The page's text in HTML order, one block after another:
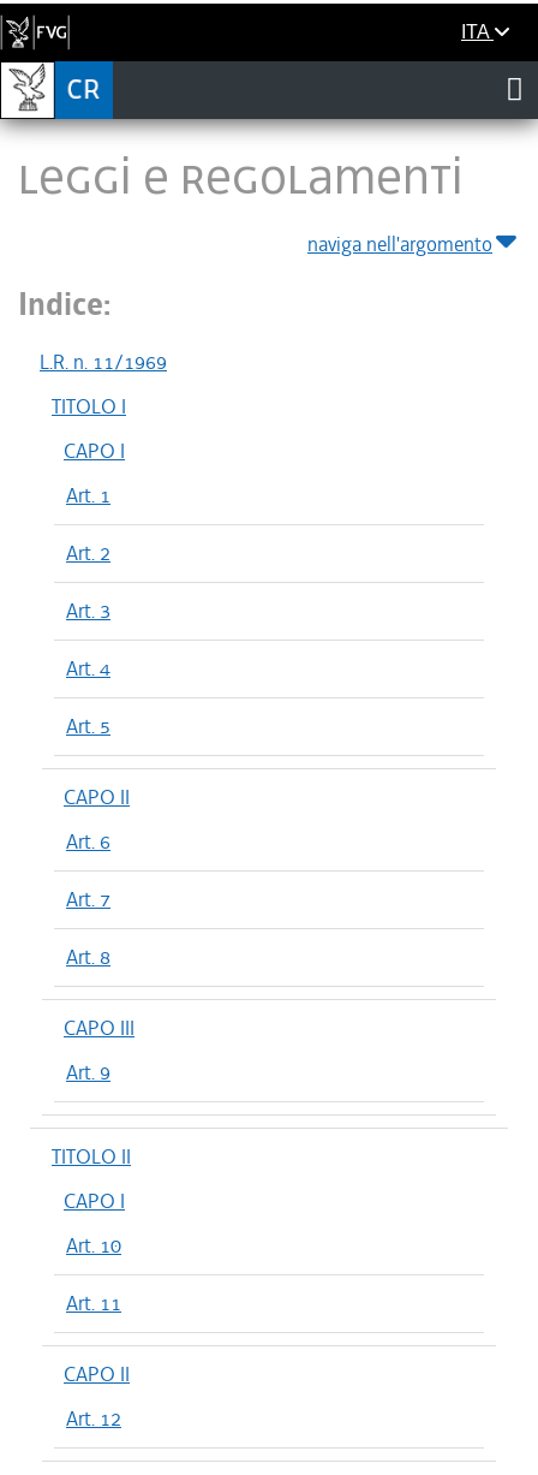
ITA
LEGGI E REGOLAMENTI
naviga nell'argomento
Indice:
L.R. n. 11/1969
TITOLO I
CAPO I
Art. 1
Art. 2
Art. 3
Art. 4
Art. 5
CAPO II
Art. 6
Art. 7
Art. 8
CAPO III
Art. 9
TITOLO II
CAPO I
Art. 10
Art. 11
CAPO II
Art. 12